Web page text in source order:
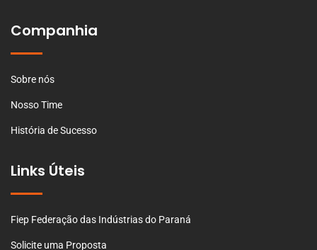
Companhia
Sobre nós
Nosso Time
História de Sucesso
Links Úteis
Fiep Federação das Indústrias do Paraná
Solicite uma Proposta